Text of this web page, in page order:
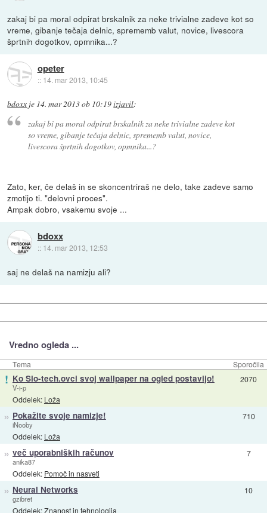
zakaj bi pa moral odpirat brskalnik za neke trivialne zadeve kot so
vreme, gibanje tečaja delnic, sprememb valut, novice, livescora
šprtnih dogotkov, opmnika...?
opeter
:: 14. mar 2013, 10:45
bdoxx je 14. mar 2013 ob 10:19izjavil:
zakaj bi pa moral odpirat brskalnik za neke trivialne zadeve kot
so vreme, gibanje tečaja delnic, sprememb valut, novice,
livescora šprtnih dogotkov, opmnika...?
Zato, ker, če delaš in se skoncentriraš ne delo, take zadeve samo
zmotijo ti. "delovni proces".
Ampak dobro, vsakemu svoje ...
bdoxx
:: 14. mar 2013, 12:53
saj ne delaš na namizju ali?
Vredno ogleda ...
Tema Sporočila
! Ko Slo-tech.ovci svoj wallpaper na ogled postavijo!
V-i-p
Oddelek: Loža
2070
» Pokažite svoje namizje!
iNooby
Oddelek: Loža
710
» več uporabniških računov
anika87
Oddelek: Pomoč in nasveti
7
» Neural Networks
gzibret
Oddelek:Znanost in tehnologija
10